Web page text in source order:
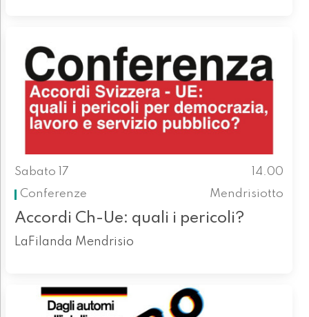
Sabato 17
14.00
Conferenze
Mendrisiotto
Accordi Ch-Ue: quali i pericoli?
LaFilanda Mendrisio